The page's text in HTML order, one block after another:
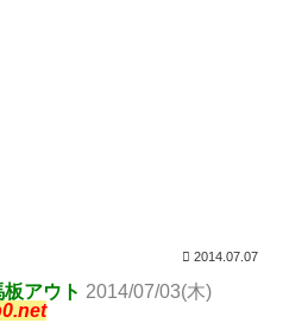
2014.07.07
アウト 2014/07/03(木)